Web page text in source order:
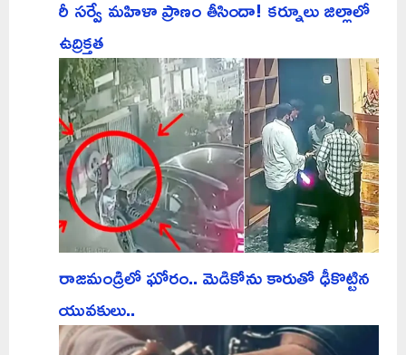
రీ సర్వే మహిళా ప్రాణం తీసిందా! కర్నూలు జిల్లాలో
ఉద్రిక్తత
రాజమండ్రిలో ఘోరం.. మెడికోను కారుతో ఢీకొట్టిన
యువకులు..